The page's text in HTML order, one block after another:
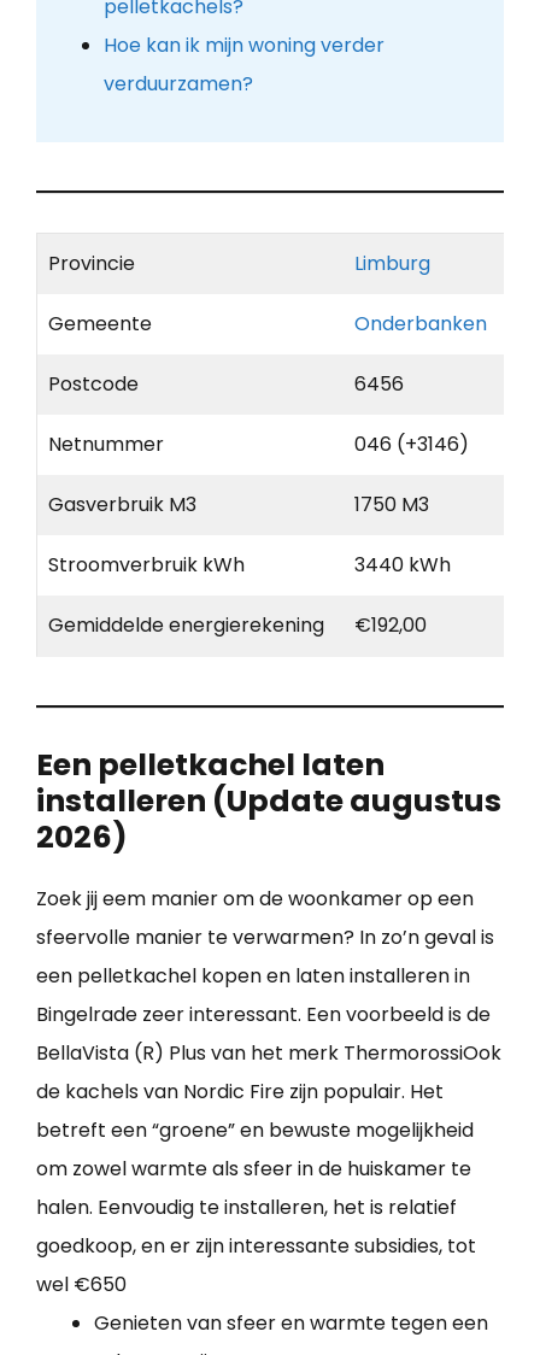
pelletkachels?
Hoe kan ik mijn woning verder
verduurzamen?
Provincie Limburg
Gemeente Onderbanken
Postcode 6456
Netnummer 046 (+3146)
Gasverbruik M3 1750 M3
Stroomverbruik kWh 3440 kWh
Gemiddelde energierekening €192,00
Een pelletkachel laten
installeren (Update augustus
2026)
Zoek jij eem manier om de woonkamer op een
sfeervolle manier te verwarmen? In zo’n geval is
een pelletkachel kopen en laten installeren in
Bingelrade zeer interessant. Een voorbeeld is de
BellaVista (R) Plus van het merk ThermorossiOok
de kachels van Nordic Fire zijn populair. Het
betreft een “groene” en bewuste mogelijkheid
om zowel warmte als sfeer in de huiskamer te
halen. Eenvoudig te installeren, het is relatief
goedkoop, en er zijn interessante subsidies, tot
wel €650
Genieten van sfeer en warmte tegen een